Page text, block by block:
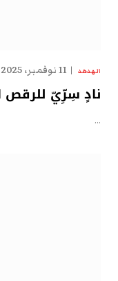
الهدهد 11 نوفمبر، 2025
نادٍ سِرِّيّ
…